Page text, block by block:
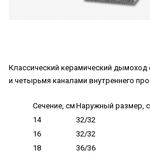
Классический керамический
и четырьмя каналами внутреннего
Сечение, см Наружный размер,
14
32/32
16
32/32
18
36/36